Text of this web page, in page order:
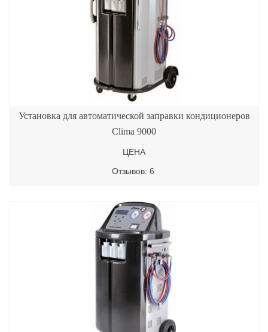
Установка для автоматической заправки кондиционеров
Clima 9000
ЦЕНА
Отзывов: 6